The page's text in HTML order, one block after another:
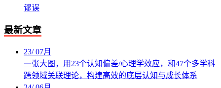
谬误
最新文章
23/07月
一张大图，用23个认知偏差/心理学效应，和47个多学科
跨领域关联理论，构建高效的底层认知与成长体系